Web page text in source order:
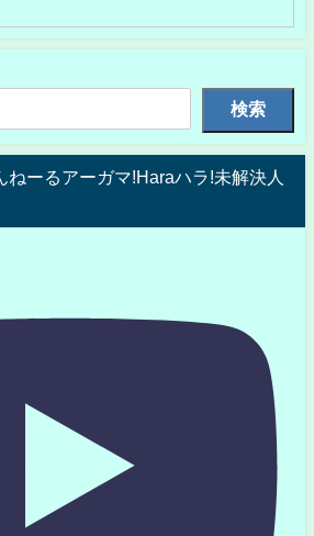
検索
ねーるアーガマ!Haraハラ!未解決人